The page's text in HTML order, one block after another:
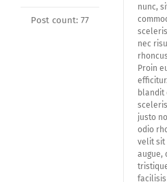
Post count: 77
nunc,
nec
Proin
blandit
justo
odio
velit sit
augue,